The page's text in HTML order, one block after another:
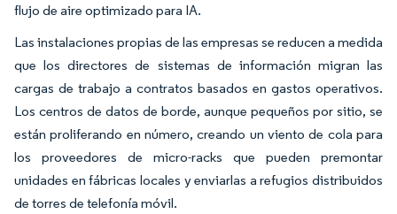
flujo de aire optimizado para IA.
Las instalaciones propias de las empresas se reducen a medida
que los directores de sistemas de información migran las
cargas de trabajo a contratos basados en gastos operativos.
Los centros de datos de borde, aunque pequeños por sitio, se
están proliferando en número, creando un viento de cola para
los proveedores de micro-racks que pueden premontar
unidades en fábricas locales y enviarlas a refugios distribuidos
de torres de telefonía móvil.